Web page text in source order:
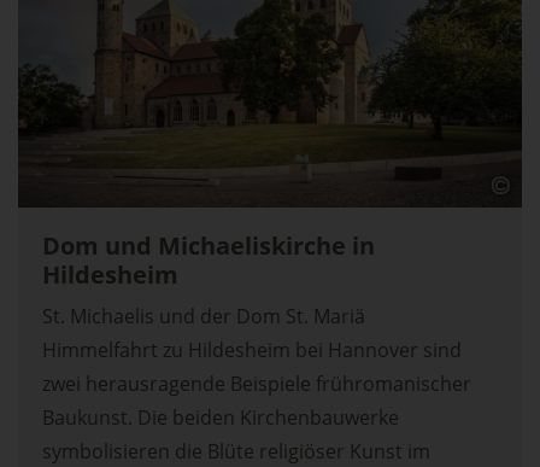
Dom und Michaeliskirche in
Hildesheim
St. Michaelis und der Dom St. Mariä
Himmelfahrt zu Hildesheim bei Hannover sind
zwei herausragende Beispiele frühromanischer
Baukunst. Die beiden Kirchenbauwerke
symbolisieren die Blüte religiöser Kunst im